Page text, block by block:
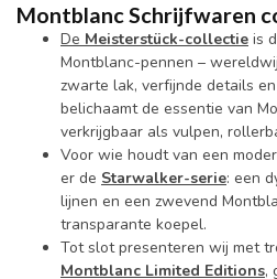
Montblanc Schrijfwaren
De Meisterstück-collectie is
Montblanc-pennen –
zwarte lak, verfijnde details
belichaamt de essentie van
verkrijgbaar als vulpen,
Voor wie houdt van een
er de Starwalker-serie: een
lijnen en een zwevend
transparante koepel.
Tot slot presenteren wij met
Montblanc Limited Editions,